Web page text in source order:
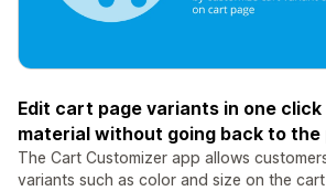
Edit cart page variants in one click
material without going back to the
The Cart Customizer app allows
variants such as color and size on the